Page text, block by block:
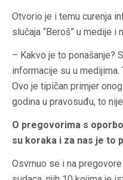
Otvorio je i temu curenja
slučaja “Beroš” u medije i
– Kakvo je to ponašanje?
informacije su u
Ovo je tipičan primjer
godina u pravosuđu, to
O pregovorima s
su koraka i za nas je to
Osvrnuo se i na